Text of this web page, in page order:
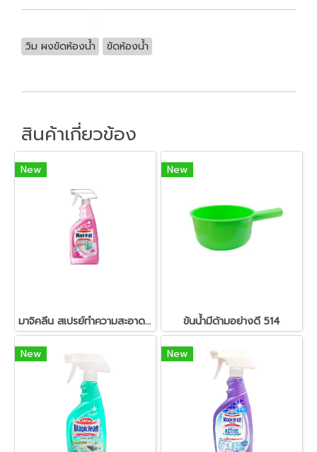
วิม ผงขัดห้องน้ำ ขัดห้องน้ำ
สินค้าเกี่ยวข้อง
New
มาจิคลีน สเปรย์ทำความสะอาดห้องน้ำสีชมพู 500 มล.
New
ขันน้ำมีด้ามอย่างดี 514
New New